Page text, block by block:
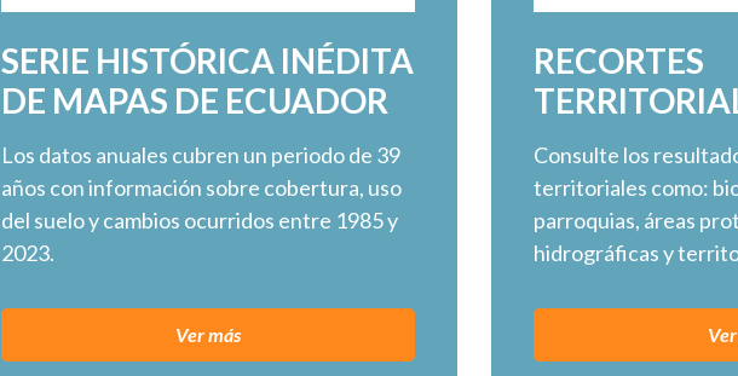
SERIE HISTÓRICA INÉDITA
DE MAPAS DE ECUADOR
Los datos anuales cubren un periodo de 39
años con información sobre cobertura, uso
del suelo y cambios ocurridos entre 1985 y
2023.
Ver más
RECORTES
Consulte los
territoriales como:
parroquias, áreas
hidrográficas y